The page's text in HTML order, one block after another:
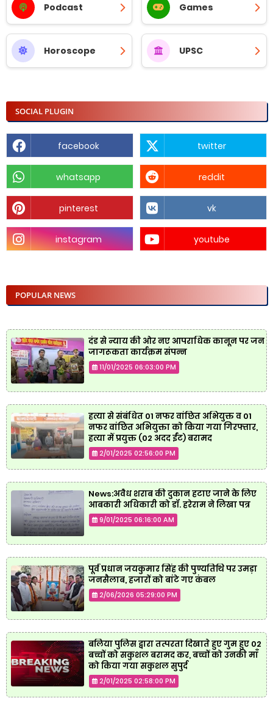
Podcast Games
Horoscope UPSC
SOCIAL PLUGIN
facebook twitter
whatsapp reddit
pinterest vk
instagram youtube
POPULAR NEWS
दंड से न्याय की ओर नए आपराधिक कानून पर जन
जागरूकता कार्यक्रम संपन्न
11/01/2025 06:03:00 PM
हत्या से संबंधित 01 नफर वांछित अभियुक्त व 01
नफर वांछित अभियुक्ता को किया गया गिरफ्तार,
हत्या में प्रयुक्त (02 अदद ईंट) बरामद
2/01/2025 02:56:00 PM
News:अवैध शराब की दुकान हटाए जाने के लिए
आबकारी अधिकारी को डॉ. हरेराम ने लिखा पत्र
9/01/2025 06:16:00 AM
पूर्व प्रधान जयकुमार सिंह की पुण्यतिथि पर उमड़ा
जनसैलाब, हजारों को बांटे गए कंबल
2/06/2026 05:29:00 PM
बलिया पुलिस द्वारा तत्परता दिखाते हुए गुम हुए 02
बच्चों को सकुशल बरामद कर, बच्चों को उनकी माँ
को किया गया सकुशल सुपुर्द
2/01/2025 02:58:00 PM